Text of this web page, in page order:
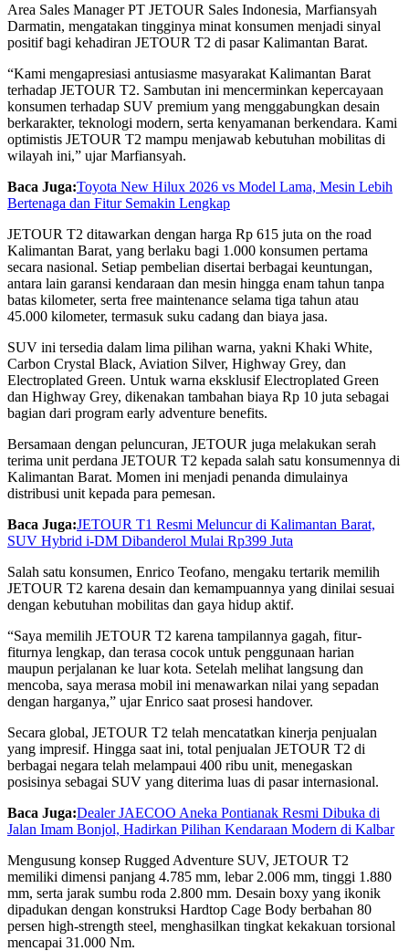
Area Sales Manager PT JETOUR Sales Indonesia, Marfiansyah
Darmatin, mengatakan tingginya minat konsumen menjadi sinyal
positif bagi kehadiran JETOUR T2 di pasar Kalimantan Barat.
“Kami mengapresiasi antusiasme masyarakat Kalimantan Barat
terhadap JETOUR T2. Sambutan ini mencerminkan kepercayaan
konsumen terhadap SUV premium yang menggabungkan desain
berkarakter, teknologi modern, serta kenyamanan berkendara. Kami
optimistis JETOUR T2 mampu menjawab kebutuhan mobilitas di
wilayah ini,” ujar Marfiansyah.
Baca Juga:Toyota New Hilux 2026 vs Model Lama, Mesin Lebih
Bertenaga dan Fitur Semakin Lengkap
JETOUR T2 ditawarkan dengan harga Rp 615 juta on the road
Kalimantan Barat, yang berlaku bagi 1.000 konsumen pertama
secara nasional. Setiap pembelian disertai berbagai keuntungan,
antara lain garansi kendaraan dan mesin hingga enam tahun tanpa
batas kilometer, serta free maintenance selama tiga tahun atau
45.000 kilometer, termasuk suku cadang dan biaya jasa.
SUV ini tersedia dalam lima pilihan warna, yakni Khaki White,
Carbon Crystal Black, Aviation Silver, Highway Grey, dan
Electroplated Green. Untuk warna eksklusif Electroplated Green
dan Highway Grey, dikenakan tambahan biaya Rp 10 juta sebagai
bagian dari program early adventure benefits.
Bersamaan dengan peluncuran, JETOUR juga melakukan serah
terima unit perdana JETOUR T2 kepada salah satu konsumennya di
Kalimantan Barat. Momen ini menjadi penanda dimulainya
distribusi unit kepada para pemesan.
Baca Juga:JETOUR T1 Resmi Meluncur di Kalimantan Barat,
SUV Hybrid i-DM Dibanderol Mulai Rp399 Juta
Salah satu konsumen, Enrico Teofano, mengaku tertarik memilih
JETOUR T2 karena desain dan kemampuannya yang dinilai sesuai
dengan kebutuhan mobilitas dan gaya hidup aktif.
“Saya memilih JETOUR T2 karena tampilannya gagah, fitur-
fiturnya lengkap, dan terasa cocok untuk penggunaan harian
maupun perjalanan ke luar kota. Setelah melihat langsung dan
mencoba, saya merasa mobil ini menawarkan nilai yang sepadan
dengan harganya,” ujar Enrico saat prosesi handover.
Secara global, JETOUR T2 telah mencatatkan kinerja penjualan
yang impresif. Hingga saat ini, total penjualan JETOUR T2 di
berbagai negara telah melampaui 400 ribu unit, menegaskan
posisinya sebagai SUV yang diterima luas di pasar internasional.
Baca Juga:Dealer JAECOO Aneka Pontianak Resmi Dibuka di
Jalan Imam Bonjol, Hadirkan Pilihan Kendaraan Modern di Kalbar
Mengusung konsep Rugged Adventure SUV, JETOUR T2
memiliki dimensi panjang 4.785 mm, lebar 2.006 mm, tinggi 1.880
mm, serta jarak sumbu roda 2.800 mm. Desain boxy yang ikonik
dipadukan dengan konstruksi Hardtop Cage Body berbahan 80
persen high-strength steel, menghasilkan tingkat kekakuan torsional
mencapai 31.000 Nm.